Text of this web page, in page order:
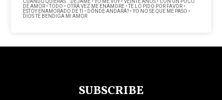
CUANDO QUIERAS...DÉJAME • YO ME VOY • VEINTE AÑOS • CON UN POCO
DE AMOR • TODO • OTRA VEZ ME ENAMORE • TE LO PIDO POR FAVOR •
ESTOY ENAMORADO DE TI • DÓNDE ANDARÁ? • YO NO SE QUE ME PASO •
DIOS TE BENDIGA MI AMOR
SUBSCRIBE